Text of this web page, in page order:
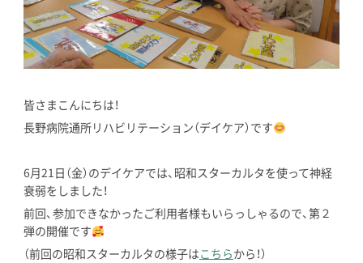
皆さまこんにちは！
長野病院通所リハビリテーション（デイケア）です
6月21日（金）のデイケアでは、昭和スターカルタを使って神経
衰弱をしました！
前回、参加できなかったご利用者様もいらっしゃるので、第２
弾の開催です
（前回の昭和スターカルタの様子はこちらから！）